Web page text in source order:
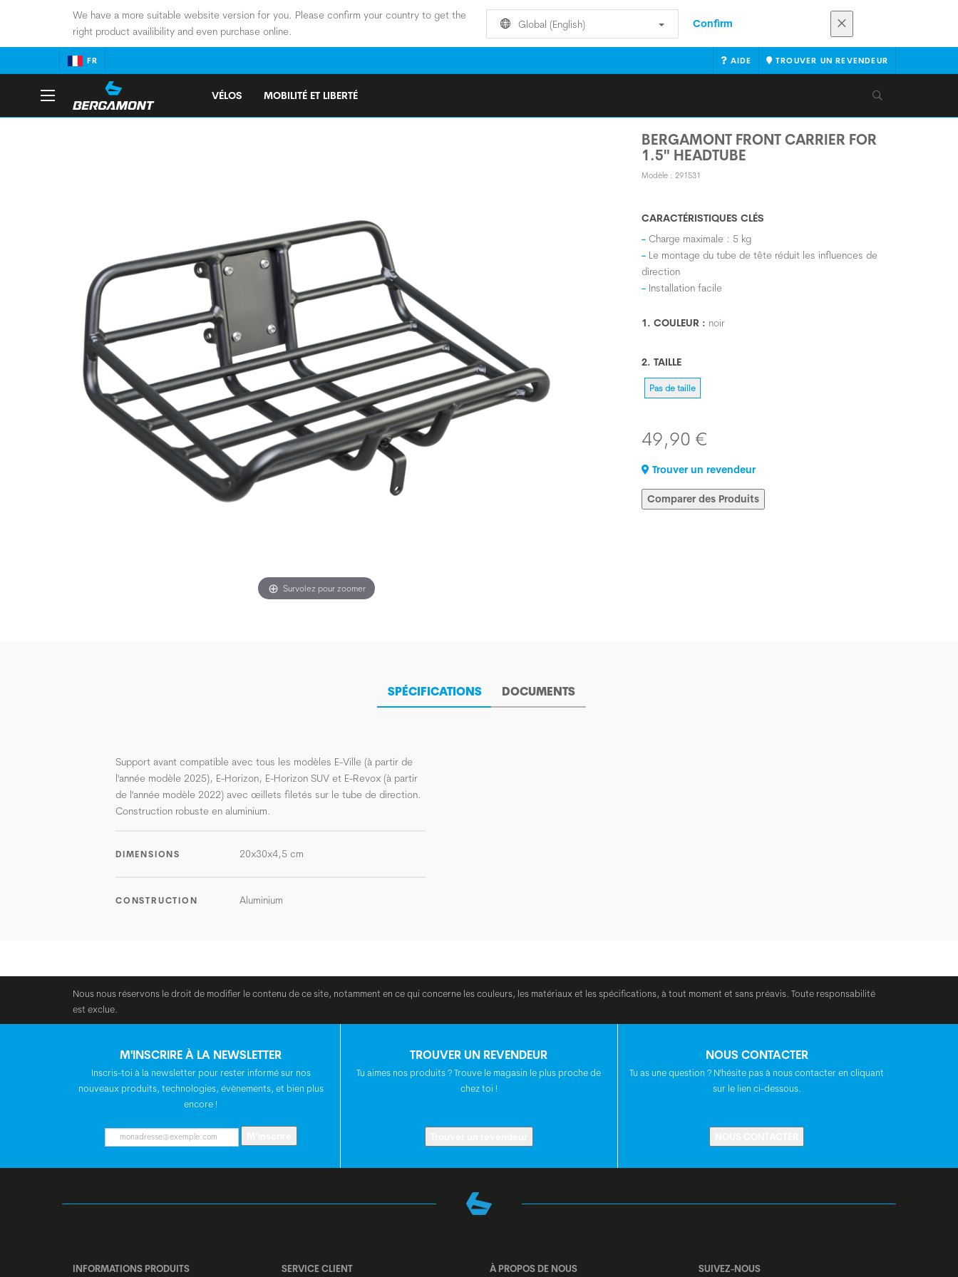
We have a more suitable website version for you. Please confirm your country to get the
right product availibility and even purchase online.
Global (English) Confirm
FR AIDE TROUVER UN REVENDEUR
VÉLOS MOBILITÉ ET LIBERTÉ
BERGAMONT FRONT CARRIER FOR
1.5" HEADTUBE
Modèle : 291531
Survolez pour zoomer
CARACTÉRISTIQUES CLÉS
Charge maximale : 5 kg
Le montage du tube de tête réduit les influences de
direction
Installation facile
1. COULEUR : noir
2. TAILLE
Pas de taille
49,90 €
Trouver un revendeur
Comparer des Produits
SPÉCIFICATIONS DOCUMENTS
Support avant compatible avec tous les modèles E-Ville (à partir de
l'année modèle 2025), E-Horizon, E-Horizon SUV et E-Revox (à partir
de l'année modèle 2022) avec œillets filetés sur le tube de direction.
Construction robuste en aluminium.
DIMENSIONS 20x30x4,5 cm
CONSTRUCTION Aluminium
Nous nous réservons le droit de modifier le contenu de ce site, notamment en ce qui concerne les couleurs, les matériaux et les spécifications, à tout moment et sans préavis. Toute responsabilité
est exclue.
M'INSCRIRE À LA NEWSLETTER
Inscris-toi à la newsletter pour rester informé sur nos
nouveaux produits, technologies, évènements, et bien plus
encore !
TROUVER UN REVENDEUR
Tu aimes nos produits ? Trouve le magasin le plus proche de
chez toi !
NOUS CONTACTER
Tu as une question ? N'hésite pas à nous contacter en cliquant
sur le lien ci-dessous.
INFORMATIONS PRODUITS SERVICE CLIENT À PROPOS DE NOUS SUIVEZ-NOUS